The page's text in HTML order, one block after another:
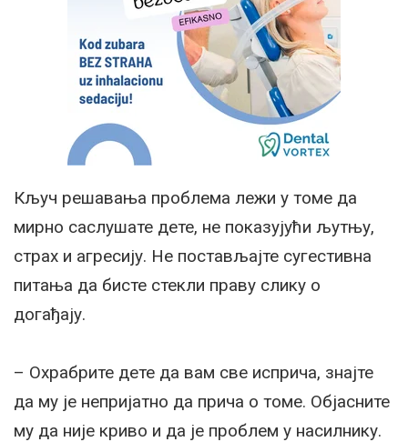
Кључ решавања проблема лежи у томе да
мирно саслушате дете, не показујући љутњу,
страх и агресију. Не постављајте сугестивна
питања да бисте стекли праву слику о
догађају.
– Охрабрите дете да вам све исприча, знајте
да му је непријатно да прича о томе. Објасните
му да није криво и да је проблем у насилнику.